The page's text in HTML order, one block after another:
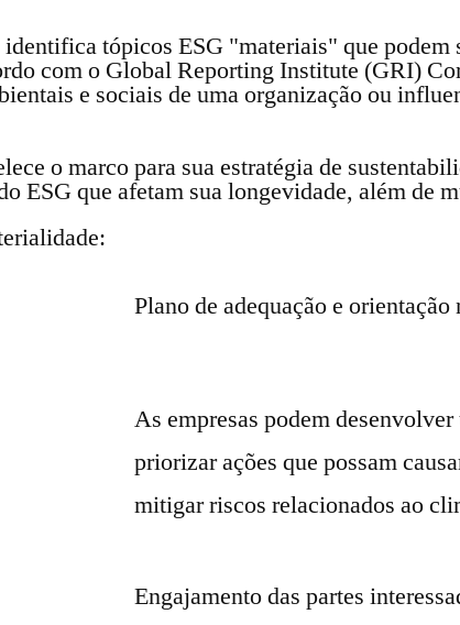
tópicos ESG "materiais" que podem
com o Global Reporting Institute (GRI)
e sociais de uma organização ou
o marco para sua estratégia de
ESG que afetam sua longevidade, além de
Plano de adequação e orientação
As empresas podem
priorizar ações que possam
mitigar riscos relacionados ao
Engajamento das partes